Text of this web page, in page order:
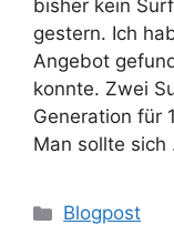
bisher kein
gestern. Ich
Angebot
konnte. Zwei
Generation für
Man sollte sich
Kategorien
Blogpost